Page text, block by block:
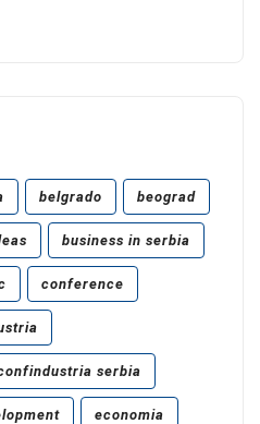
belgrado beograd
business in serbia
conference
serbia
economia